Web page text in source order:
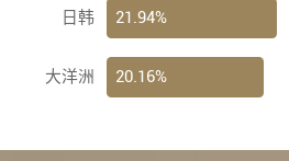
日韩 21.94%
大洋洲 20.16%